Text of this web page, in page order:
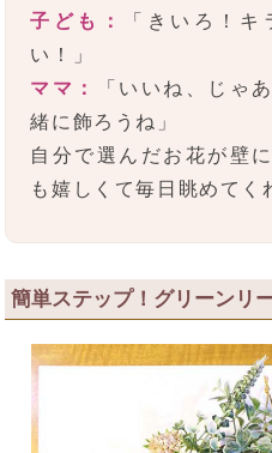
子ども：
「きいろ！
い！」
ママ：
「いいね、じゃ
緒に飾ろうね」
自分で選んだお花が壁
も嬉しくて毎日眺めてく
簡単ステップ！グリーンリ